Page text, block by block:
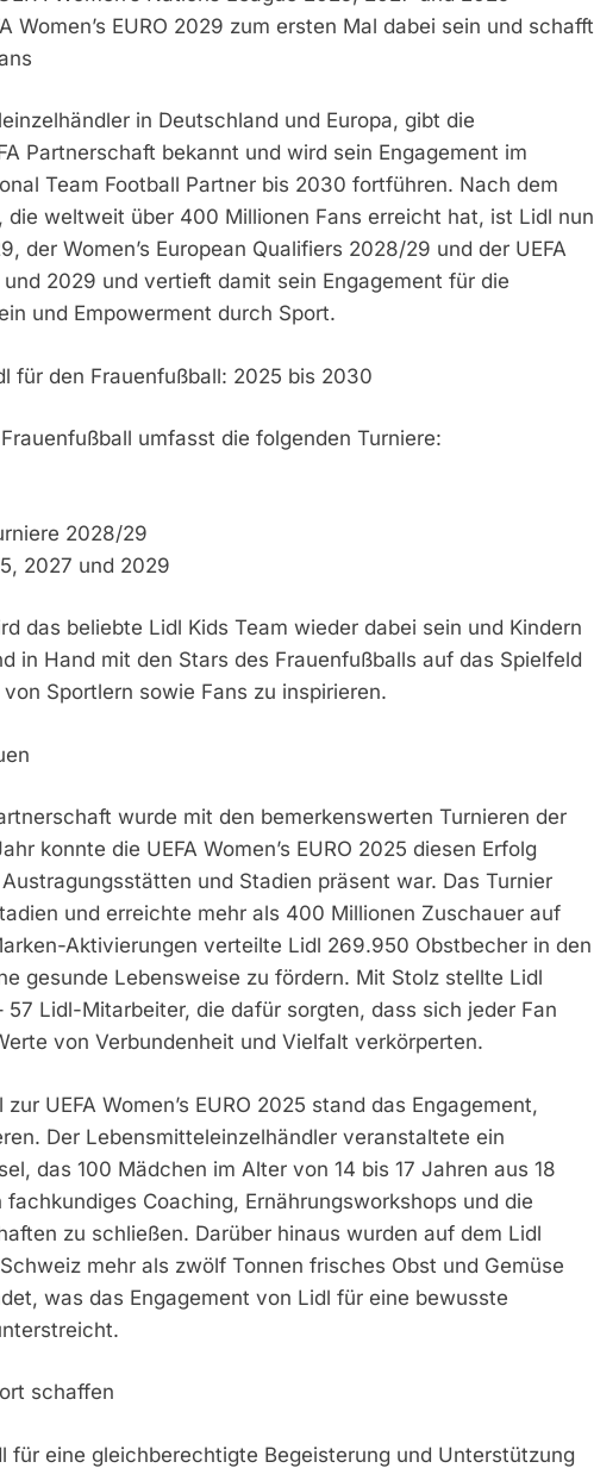
Women’s EURO 2029 zum ersten Mal dabei sein und schafft
in Deutschland und Europa, gibt die
Partnerschaft bekannt und wird sein Engagement im
Team Football Partner bis 2030 fortführen. Nach dem
die weltweit über 400 Millionen Fans erreicht hat, ist Lidl nun
der Women’s European Qualifiers 2028/29 und der UEFA
2029 und vertieft damit sein Engagement für die
und Empowerment durch Sport.
für den Frauenfußball: 2025 bis 2030
umfasst die folgenden Turniere:
2028/29
2027 und 2029
das beliebte Lidl Kids Team wieder dabei sein und Kindern
in Hand mit den Stars des Frauenfußballs auf das Spielfeld
Sportlern sowie Fans zu inspirieren.
wurde mit den bemerkenswerten Turnieren der
konnte die UEFA Women’s EURO 2025 diesen Erfolg
und Stadien präsent war. Das Turnier
und erreichte mehr als 400 Millionen Zuschauer auf
Aktivierungen verteilte Lidl 269.950 Obstbecher in den
gesunde Lebensweise zu fördern. Mit Stolz stellte Lidl
Lidl-Mitarbeiter, die dafür sorgten, dass sich jeder Fan
von Verbundenheit und Vielfalt verkörperten.
UEFA Women’s EURO 2025 stand das Engagement,
Der Lebensmitteleinzelhändler veranstaltete ein
das 100 Mädchen im Alter von 14 bis 17 Jahren aus 18
Coaching, Ernährungsworkshops und die
zu schließen. Darüber hinaus wurden auf dem Lidl
mehr als zwölf Tonnen frisches Obst und Gemüse
was das Engagement von Lidl für eine bewusste
schaffen
eine gleichberechtigte Begeisterung und Unterstützung